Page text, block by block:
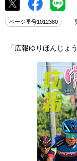
ページ番号1012380
「広報ゆりほんじょ